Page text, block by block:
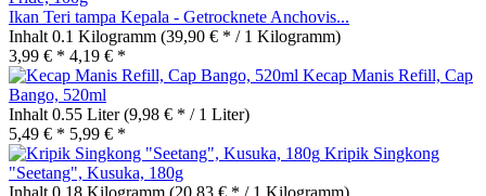
Ikan Teri tampa Kepala - Getrocknete Anchovis...
Inhalt 0.1 Kilogramm (39,90 € * / 1 Kilogramm)
3,99 € * 4,19 € *
Kecap Manis Refill, Cap
Bango, 520ml
Inhalt 0.55 Liter(9,98 € * / 1 Liter)
5,49 € * 5,99 € *
Kripik Singkong
"Seetang", Kusuka, 180g
Inhalt 0.18 Kilogramm (20,83 € * / 1 Kilogramm)